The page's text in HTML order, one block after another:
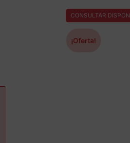
CONSULTAR
¡Oferta!